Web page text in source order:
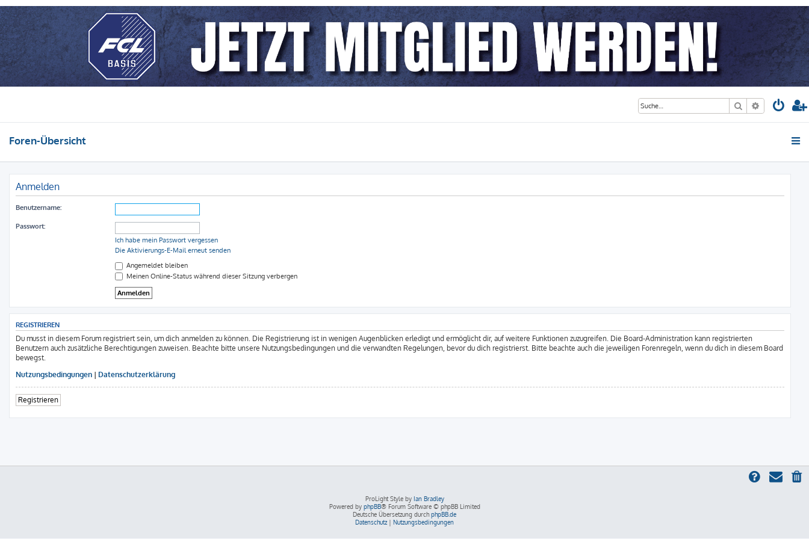
Suche Erweiterte
Foren-Übersicht
Anmelden
Benutzername:
Passwort:
Ich habe mein Passwort vergessen
Die Aktivierungs-E-Mail erneut senden
Angemeldet bleiben
Meinen Online-Status während dieser Sitzung verbergen
REGISTRIEREN
Du musst in diesem Forum registriert sein, um dich anmelden zu können. Die Registrierung ist in wenigen Augenblicken erledigt und ermöglicht dir, auf weitere Funktionen zuzugreifen. Die Board-Administration kann registrierten
Benutzern auch zusätzliche Berechtigungen zuweisen. Beachte bitte unsere Nutzungsbedingungen und die verwandten Regelungen, bevor du dich registrierst. Bitte beachte auch die jeweiligen Forenregeln, wenn du dich in diesem Board
bewegst.
Nutzungsbedingungen | Datenschutzerklärung
Registrieren
ProLight Style by Ian Bradley
Powered by phpBB® Forum Software © phpBB Limited
Deutsche Übersetzung durch phpBB.de
Datenschutz | Nutzungsbedingungen